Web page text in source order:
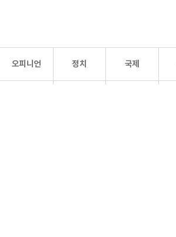
오피니언 정치 국제